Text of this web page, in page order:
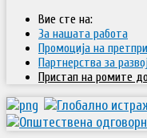
Вие сте на:
За нашата работа
Промоција на
Партнерства за
Пристап на ромите